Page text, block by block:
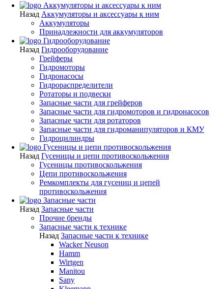
Аккумуляторы и аксессуары к ним
Назад Аккумуляторы и аксессуары к ним
Аккумуляторы
Принадлежности для аккумуляторов
Гидрооборудование
Назад Гидрооборудование
Грейферы
Гидромоторы
Гидронасосы
Гидрораспределители
Ротаторы и подвески
Запасные части для грейферов
Запасные части для гидромоторов и гидронасосов
Запасные части для ротаторов
Запасные части для гидроманипуляторов и КМУ
Гидроцилиндры
Гусеницы и цепи противоскольжения
Назад Гусеницы и цепи противоскольжения
Гусеницы противоскольжения
Цепи противоскольжения
Ремкомплекты для гусениц и цепей
противоскольжения
Запасные части
Назад Запасные части
Прочие бренды
Запасные части к технике
Назад Запасные части к технике
Wacker Neuson
Hamm
Wirtgen
Manitou
Sany